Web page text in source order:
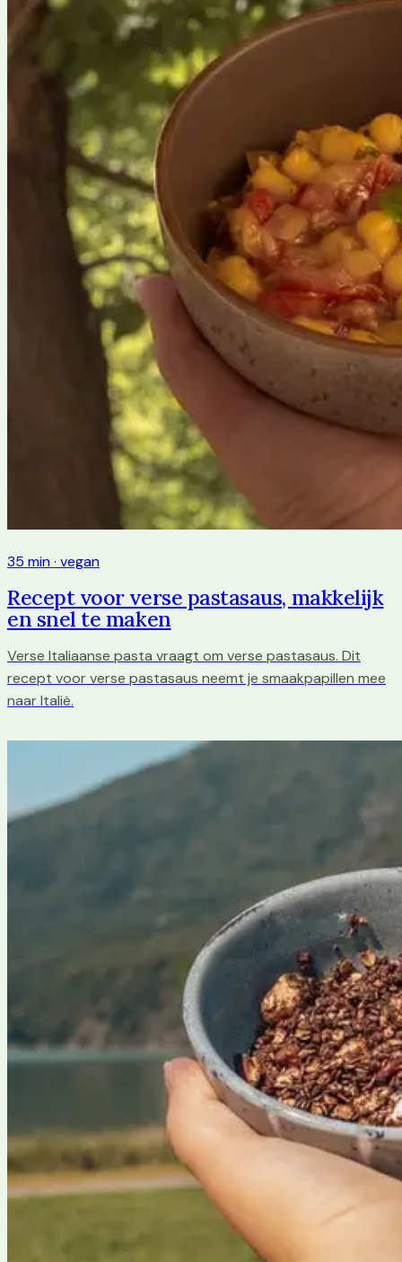
35 min · vegan
Recept voor verse pastasaus, makkelijk
en snel te maken
Verse Italiaanse pasta vraagt om verse pastasaus. Dit
recept voor verse pastasaus neemt je smaakpapillen mee
naar Italië.